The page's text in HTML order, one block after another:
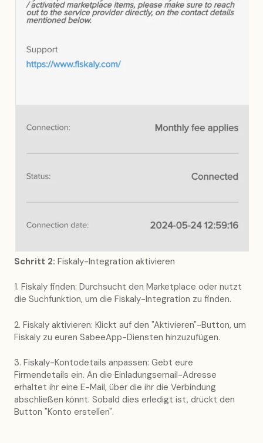
Schritt 2: Fiskaly-Integration aktivieren
1. Fiskaly finden: Durchsucht den Marketplace oder nutzt
die Suchfunktion, um die Fiskaly-Integration zu finden.
2. Fiskaly aktivieren: Klickt auf den "Aktivieren"-Button, um
Fiskaly zu euren SabeeApp-Diensten hinzuzufügen.
3. Fiskaly-Kontodetails anpassen: Gebt eure
Firmendetails ein. An die Einladungsemail-Adresse
erhaltet ihr eine E-Mail, über die ihr die Verbindung
abschließen könnt. Sobald dies erledigt ist, drückt den
Button "Konto erstellen".